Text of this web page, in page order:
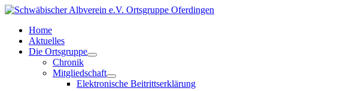
Home
Aktuelles
Die Ortsgruppe
Chronik
Mitgliedschaft
Elektronische Beitrittserklärung